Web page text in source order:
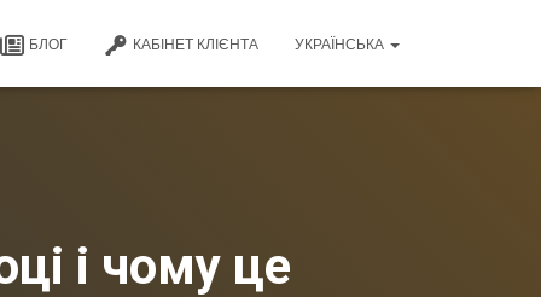
БЛОГ КАБІНЕТ КЛІЄНТА УКРАЇНСЬКА
і чому це